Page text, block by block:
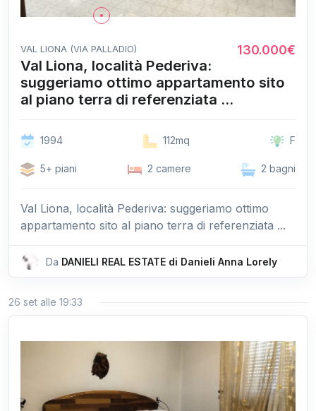
VAL LIONA (VIA PALLADIO) 130.000€
Val Liona, località Pederiva:
suggeriamo ottimo appartamento sito
al piano terra di referenziata ...
1994 112mq F
5+ piani 2 camere 2 bagni
Val Liona, località Pederiva: suggeriamo ottimo
appartamento sito al piano terra di referenziata ...
Da DANIELI REAL ESTATE di Danieli Anna Lorely
26 set alle 19:33